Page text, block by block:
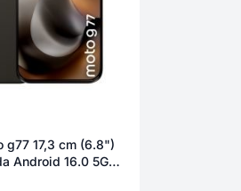
g77 17,3 cm (6.8")
Android 16.0 5G